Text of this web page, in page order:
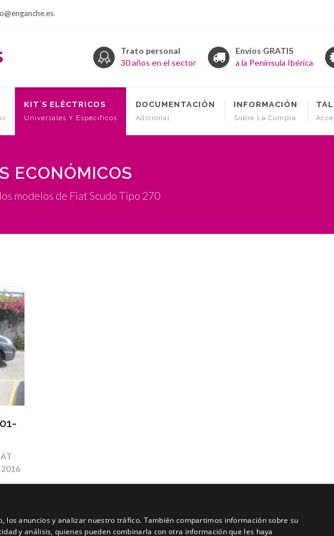
Trato personal
30 años en el sector
Envíos GRATIS
a la Península Ibérica
KIT´S ELÉCTRICOS
Universales Y Específicos
DOCUMENTACIÓN
Adicional
INFORMACIÓN
Sobre La Compra
ECONÓMICOS
modelos de Fiat Scudo Tipo 270
los anuncios y analizar nuestro tráfico. También compartimos información sobre su
y análisis, quienes pueden combinarla con otra información que les haya